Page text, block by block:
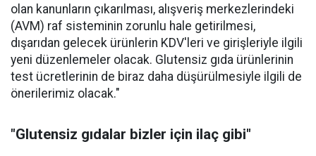
olan kanunların çıkarılması, alışveriş merkezlerindeki
(AVM) raf sisteminin zorunlu hale getirilmesi,
dışarıdan gelecek ürünlerin KDV'leri ve girişleriyle ilgili
yeni düzenlemeler olacak. Glutensiz gıda ürünlerinin
test ücretlerinin de biraz daha düşürülmesiyle ilgili de
önerilerimiz olacak."
"Glutensiz gıdalar bizler için ilaç gibi"